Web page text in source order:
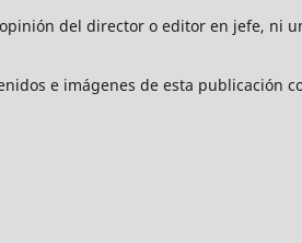
del director o editor en jefe, ni
e imágenes de esta publicación